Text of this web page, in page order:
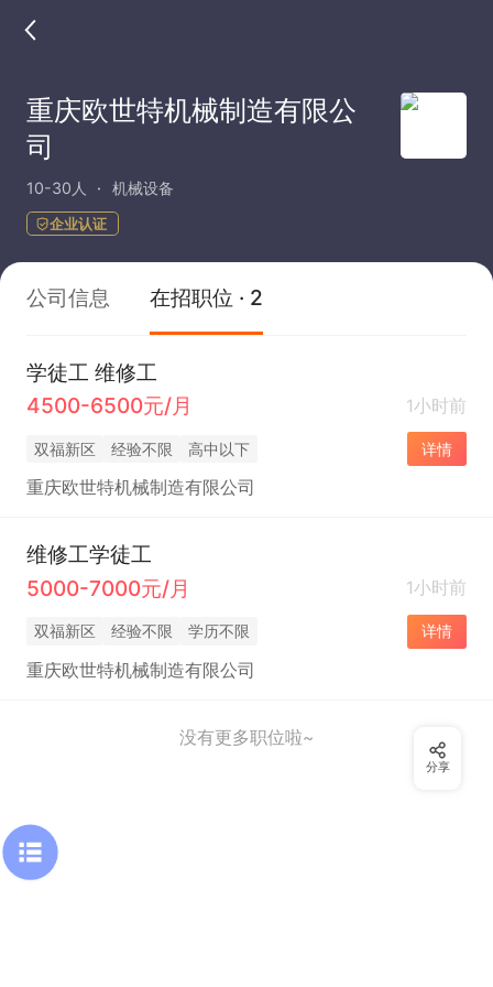
重庆欧世特机械制造有限公
司
10-30人 机械设备
企业认证
公司信息 在招职位 · 2
学徒工 维修工
4500-6500元/月
1小时前
双福新区 经验不限 高中以下 详情
重庆欧世特机械制造有限公司
维修工学徒工
5000-7000元/月
1小时前
双福新区 经验不限 学历不限 详情
重庆欧世特机械制造有限公司
没有更多职位啦~
分享